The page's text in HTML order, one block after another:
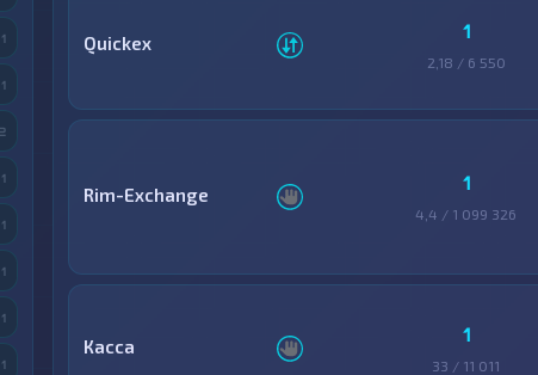
Quickex 1
2,18 / 6 550
Rim-Exchange 1
4,4 / 1 099 326
Касса 1
33 / 11 011
1
1
1
1
1
1
1